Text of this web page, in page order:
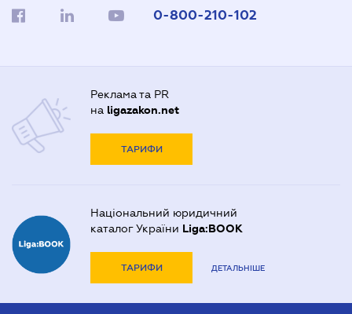
0-800-210-102
Реклама та PR
на ligazakon.net
ТАРИФИ
Національний юридичний
каталог України Liga:BOOK
ТАРИФИ ДЕТАЛЬНІШЕ